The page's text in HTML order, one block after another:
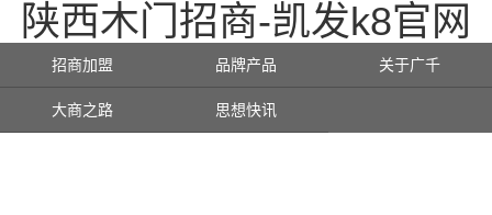
陕西木门招商-凯发k8官网
招商加盟 品牌产品 关于广千
大商之路 思想快讯